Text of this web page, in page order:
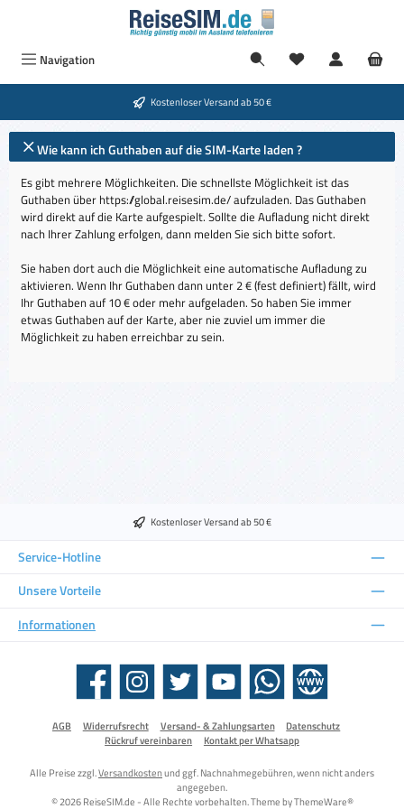
Zum Hauptinhalt springen
Navigation
Kostenloser Versand ab 50 €
Wie kann ich Guthaben auf die SIM-Karte laden ?
Es gibt mehrere Möglichkeiten. Die schnellste Möglichkeit ist das
Guthaben über https://global.reisesim.de/ aufzuladen. Das Guthaben
wird direkt auf die Karte aufgespielt. Sollte die Aufladung nicht direkt
nach Ihrer Zahlung erfolgen, dann melden Sie sich bitte sofort.
Sie haben dort auch die Möglichkeit eine automatische Aufladung zu
aktivieren. Wenn Ihr Guthaben dann unter 2 € (fest definiert) fällt, wird
Ihr Guthaben auf 10 € oder mehr aufgeladen. So haben Sie immer
etwas Guthaben auf der Karte, aber nie zuviel um immer die
Möglichkeit zu haben erreichbar zu sein.
Kostenloser Versand ab 50 €
Service-Hotline
Unsere Vorteile
Informationen
Facebook Instagram Twitter YouTube WhatsApp Website
AGB Widerrufsrecht Versand- & Zahlungsarten
Datenschutz
Rückruf vereinbaren
Kontakt per Whatsapp
Alle Preise zzgl.Versandkostenund ggf. Nachnahmegebühren, wenn nicht anders
angegeben.
© 2026 ReiseSIM.de - Alle Rechte vorbehalten. Theme byThemeWare®